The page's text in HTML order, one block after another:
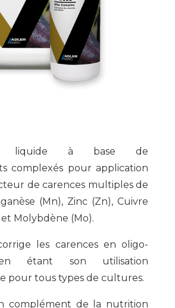
liquide à base de
complexés pour application
de carences multiples de
(Mn), Zinc (Zn), Cuivre
et Molybdène (Mo).
les carences en oligo-
étant son utilisation
pour tous types de cultures.
complément de la nutrition